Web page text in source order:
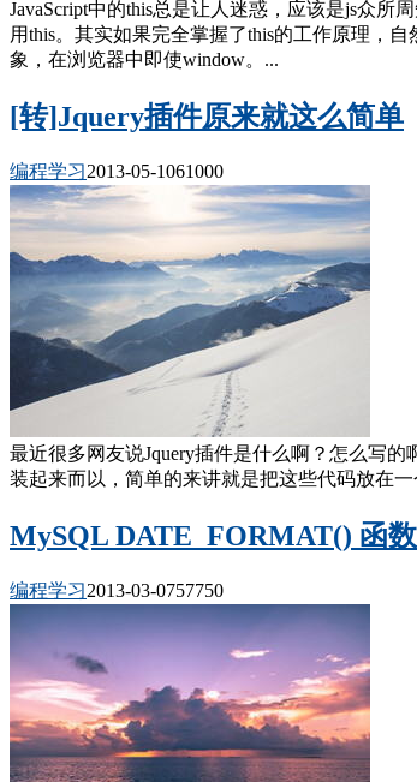
JavaScript中的this总是让人迷惑，应该是js众
用this。其实如果完全掌握了this的工作原理，
象，在浏览器中即使window。...
[转]Jquery插件原来就这么简单
编程学习2013-05-1061000
最近很多网友说Jquery插件是什么啊？怎么写
装起来而以，简单的来讲就是把这些代码放在
MySQL DATE_FORMAT() 函数
编程学习2013-03-0757750